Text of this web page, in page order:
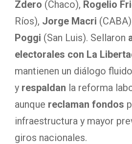
Zdero (Chaco), Rogelio
Ríos), Jorge Macri
Poggi (San Luis). Sellaron
electorales con La
mantienen un diálogo
y respaldan la reforma
aunque reclaman fondos
infraestructura y mayor
giros nacionales.